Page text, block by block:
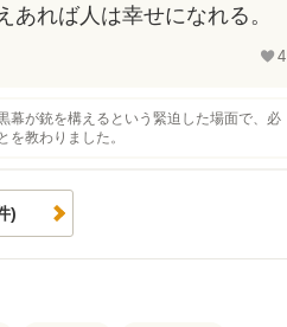
れば人は幸せになれる。
4
幕が銃を構えるという緊迫した場面で、必
教わりました。
)